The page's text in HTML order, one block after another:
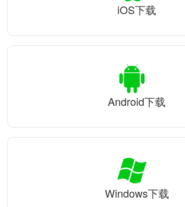
iOS下载
Android下载
Windows下载